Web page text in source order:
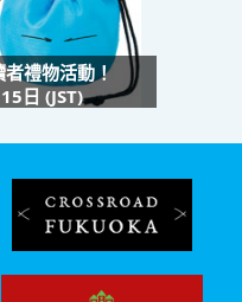
禮物活動！
日 (JST)